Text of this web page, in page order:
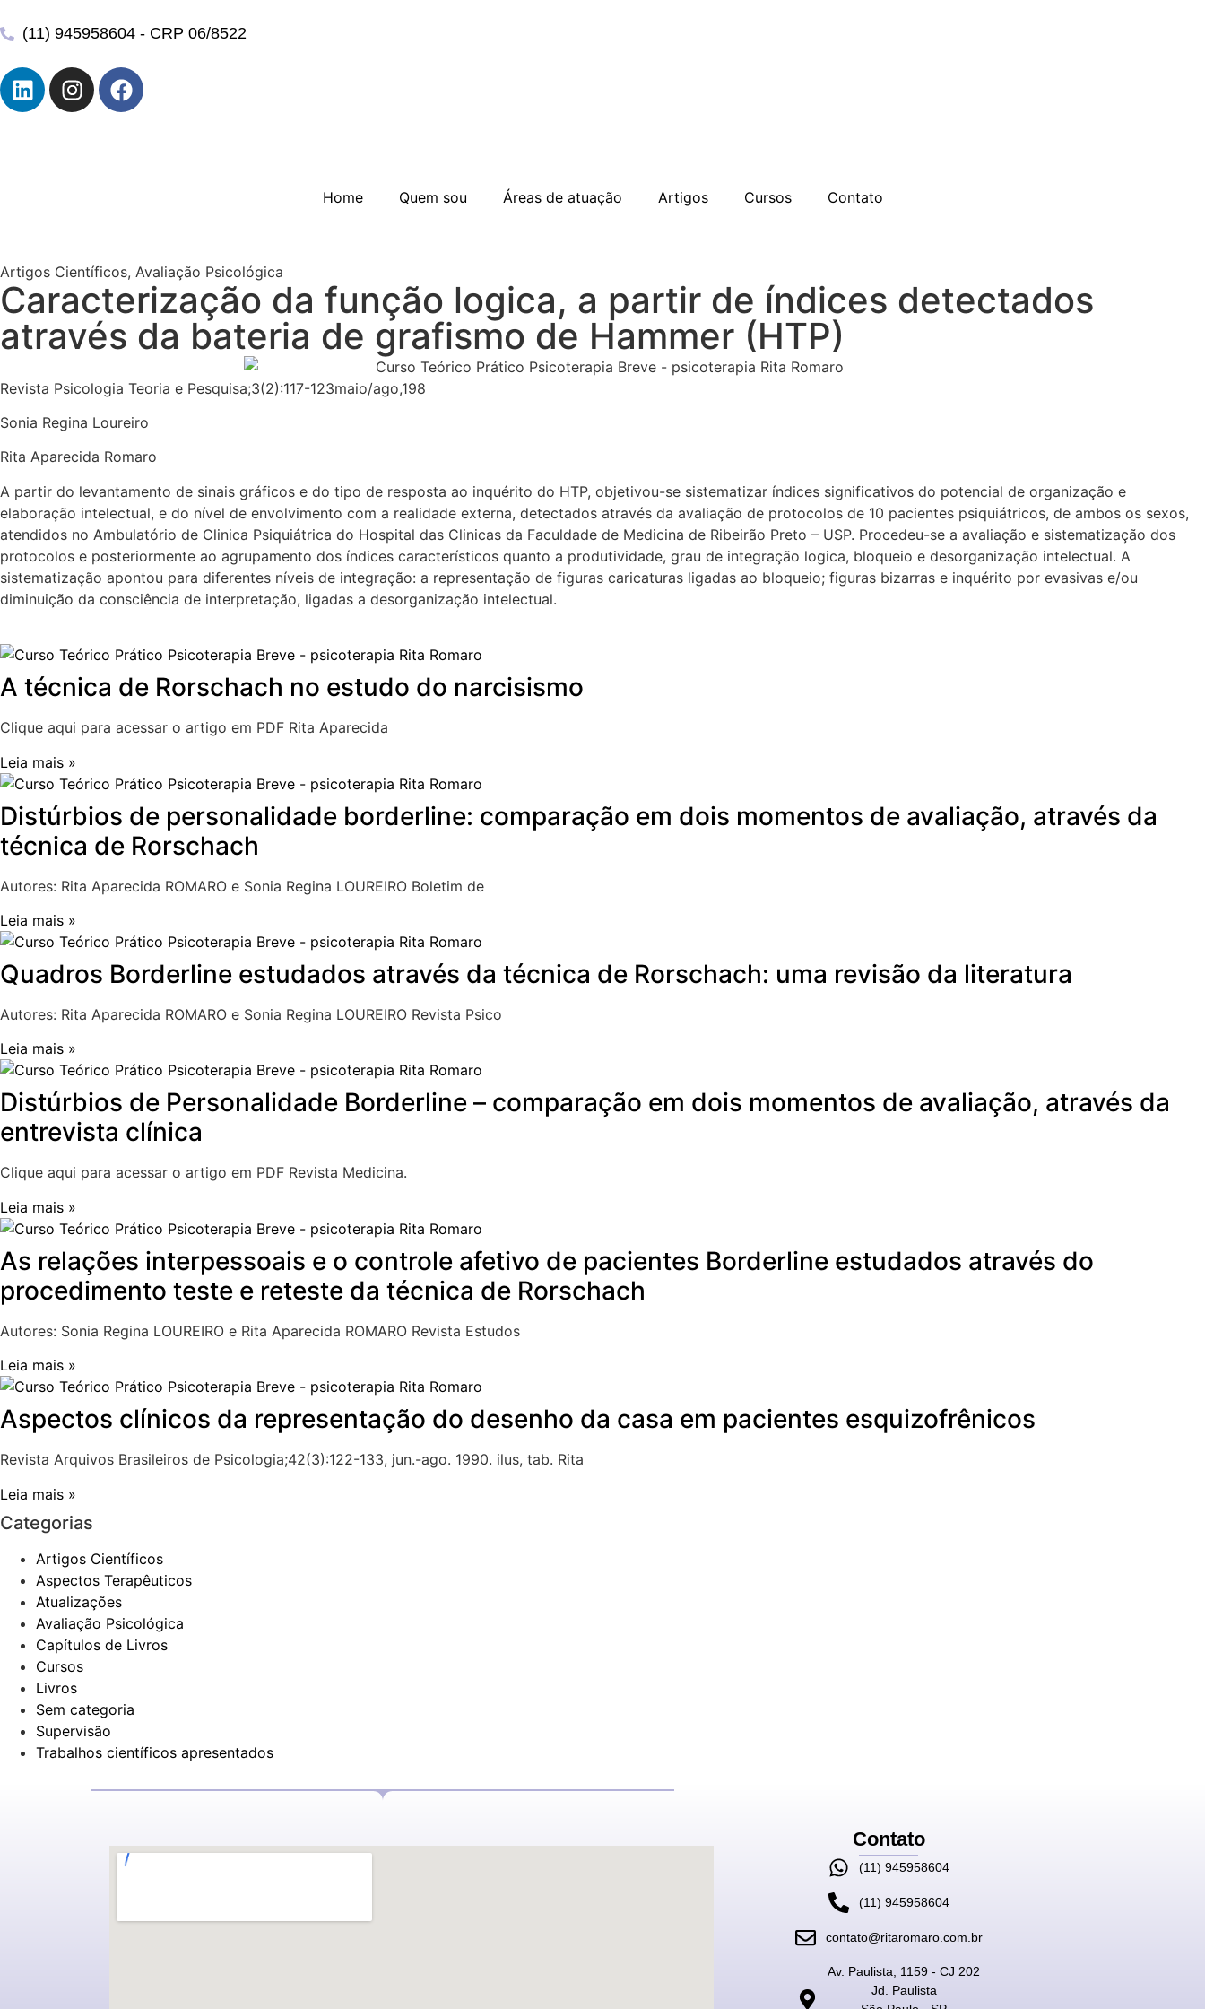
(11) 945958604 - CRP 06/8522
Home Quem sou Áreas de atuação Artigos Cursos Contato
Artigos Científicos, Avaliação Psicológica
Caracterização da função logica, a partir de índices detectados
através da bateria de grafismo de Hammer (HTP)
Revista Psicologia Teoria e Pesquisa;3(2):117-123maio/ago,198
Sonia Regina Loureiro
Rita Aparecida Romaro
A partir do levantamento de sinais gráficos e do tipo de resposta ao inquérito do HTP, objetivou-se sistematizar índices significativos do potencial de organização e
elaboração intelectual, e do nível de envolvimento com a realidade externa, detectados através da avaliação de protocolos de 10 pacientes psiquiátricos, de ambos os sexos,
atendidos no Ambulatório de Clinica Psiquiátrica do Hospital das Clinicas da Faculdade de Medicina de Ribeirão Preto – USP. Procedeu-se a avaliação e sistematização dos
protocolos e posteriormente ao agrupamento dos índices característicos quanto a produtividade, grau de integração logica, bloqueio e desorganização intelectual. A
sistematização apontou para diferentes níveis de integração: a representação de figuras caricaturas ligadas ao bloqueio; figuras bizarras e inquérito por evasivas e/ou
diminuição da consciência de interpretação, ligadas a desorganização intelectual.
A técnica de Rorschach no estudo do narcisismo
Clique aqui para acessar o artigo em PDF Rita Aparecida
Leia mais »
Distúrbios de personalidade borderline: comparação em dois momentos de avaliação, através da
técnica de Rorschach
Autores: Rita Aparecida ROMARO e Sonia Regina LOUREIRO Boletim de
Leia mais »
Quadros Borderline estudados através da técnica de Rorschach: uma revisão da literatura
Autores: Rita Aparecida ROMARO e Sonia Regina LOUREIRO Revista Psico
Leia mais »
Distúrbios de Personalidade Borderline – comparação em dois momentos de avaliação, através da
entrevista clínica
Clique aqui para acessar o artigo em PDF Revista Medicina.
Leia mais »
As relações interpessoais e o controle afetivo de pacientes Borderline estudados através do
procedimento teste e reteste da técnica de Rorschach
Autores: Sonia Regina LOUREIRO e Rita Aparecida ROMARO Revista Estudos
Leia mais »
Aspectos clínicos da representação do desenho da casa em pacientes esquizofrênicos
Revista Arquivos Brasileiros de Psicologia;42(3):122-133, jun.-ago. 1990. ilus, tab. Rita
Leia mais »
Categorias
Artigos Científicos
Aspectos Terapêuticos
Atualizações
Avaliação Psicológica
Capítulos de Livros
Cursos
Livros
Sem categoria
Supervisão
Trabalhos científicos apresentados
Contato
(11) 945958604
(11) 945958604
contato@ritaromaro.com.br
Av. Paulista, 1159 - CJ 202
Jd. Paulista